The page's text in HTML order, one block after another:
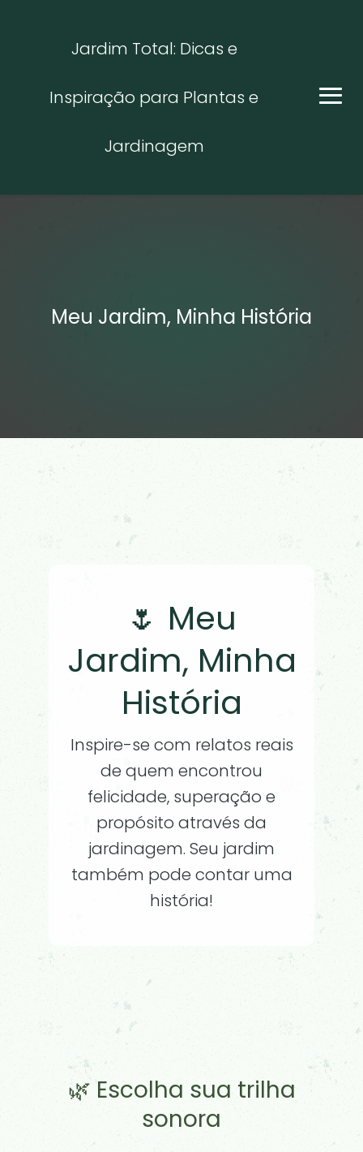
Jardim Total: Dicas e
Inspiração para Plantas e
Jardinagem
Meu Jardim, Minha História
🌷 Meu
Jardim, Minha
História
Inspire-se com relatos reais
de quem encontrou
felicidade, superação e
propósito através da
jardinagem. Seu jardim
também pode contar uma
história!
🌿 Escolha sua trilha
sonora